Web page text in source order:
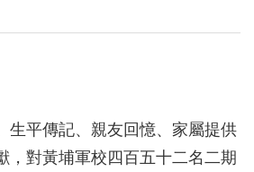
生平傳記、親友回憶、家屬提供
，對黃埔軍校四百五十二名二期